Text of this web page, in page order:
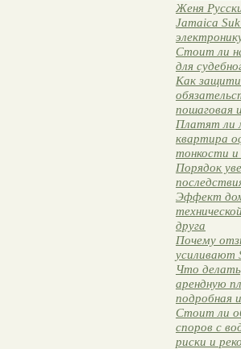
Женя
Jamaica
Стоит ли
для
Как
пошаговая
Платят ли
квартира
тонкости и
Порядок
Эффект
друга
Почему
усиливают
Что
арендную
подробная
Стоит ли
споров с
риски и